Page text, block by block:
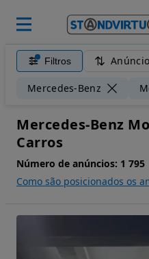
Filtros
Mercedes-Benz
Mercedes-Benz
Carros
Número de anúncios: 1 795
Como são posicionados os